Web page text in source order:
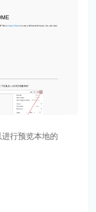
行预览本地的